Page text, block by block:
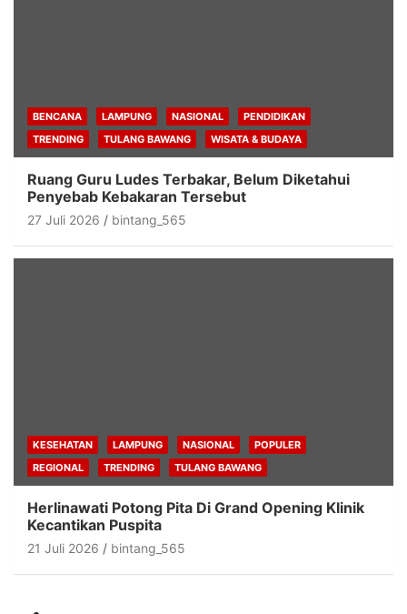
BENCANA LAMPUNG NASIONAL
PENDIDIKAN
TRENDING
TULANG BAWANG WISATA & BUDAYA
Ruang Guru Ludes Terbakar, Belum Diketahui
Penyebab Kebakaran Tersebut
27 Juli 2026 bintang_565
KESEHATAN LAMPUNG NASIONAL
POPULER
REGIONAL
TRENDING TULANG BAWANG
Herlinawati Potong Pita Di Grand Opening Klinik
Kecantikan Puspita
21 Juli 2026 bintang_565